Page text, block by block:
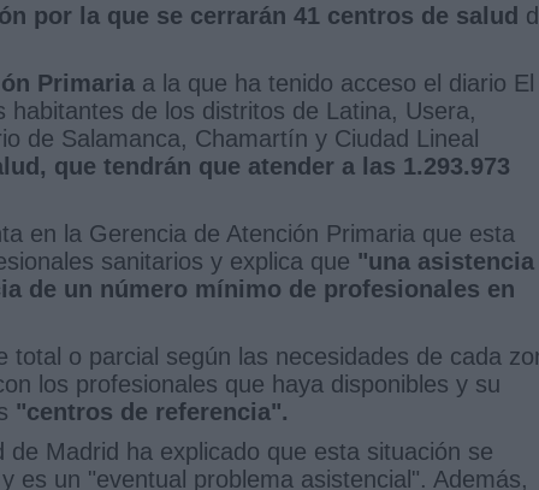
por la que se cerrarán 41 centros de salud
Primaria a la que ha tenido acceso el diario El
de los distritos de Latina, Usera,
de Salamanca, Chamartín y Ciudad Lineal
que tendrán que atender a las 1.293.973
en la Gerencia de Atención Primaria que esta
sanitarios y explica que "una asistencia
de un número mínimo de profesionales en
o parcial según las necesidades de cada
los profesionales que haya disponibles y su
"centros de referencia".
Madrid ha explicado que esta situación se
es un "eventual problema asistencial". Además,